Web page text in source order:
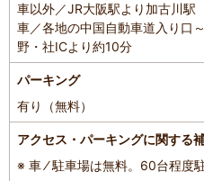
車以外／JR大阪駅より加古川
車／各地の中国自動車道入り口
野・社ICより約10分
パーキング
有り（無料）
アクセス・パーキングに関する
※ 車 ⁄ 駐車場は無料。60台程度